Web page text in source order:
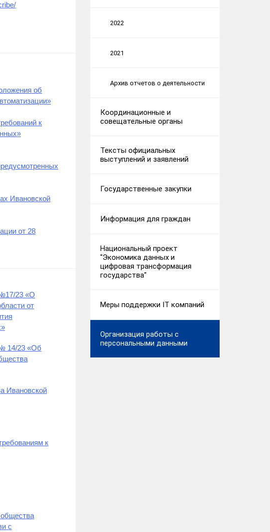
об
к
Ивановской
от 28
№17/23 «О
от
№ 14/23 «Об
Ивановской
к
с
2022
2021
Архив отчетов о деятельности
Координационные и
совещательные органы
Тексты официальных
выступлений и заявлений
Государственные закупки
Информация для граждан
Национальный проект
"Экономика данных и
цифровая трансформация
государства"
Меры поддержки IT компаний
Организация работы с
персональными данными